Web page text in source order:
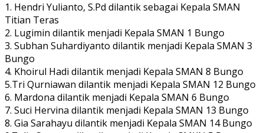
1. Hendri Yulianto, S.Pd dilantik sebagai Kepala SMAN
Titian Teras
2. Lugimin dilantik menjadi Kepala SMAN 1 Bungo
3. Subhan Suhardiyanto dilantik menjadi Kepala SMAN 3
Bungo
4. Khoirul Hadi dilantik menjadi Kepala SMAN 8 Bungo
5.Tri Qurniawan dilantik menjadi Kepala SMAN 12 Bungo
6. Mardona dilantik menjadi Kepala SMAN 6 Bungo
7. Suci Hervina dilantik menjadi Kepala SMAN 13 Bungo
8. Gia Sarahayu dilantik menjadi Kepala SMAN 14 Bungo